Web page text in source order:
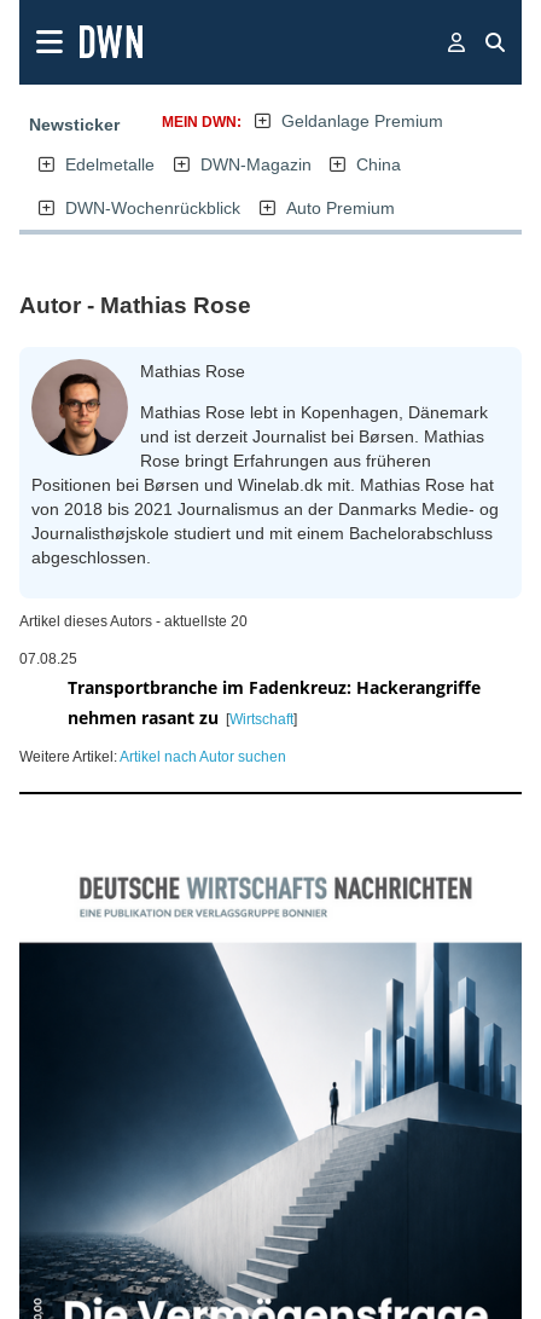
Newsticker MEIN DWN: Geldanlage Premium
Edelmetalle DWN-Magazin China
DWN-Wochenrückblick Auto Premium
Autor - Mathias Rose
Mathias Rose
Mathias Rose lebt in Kopenhagen, Dänemark
und ist derzeit Journalist bei Børsen. Mathias
Rose bringt Erfahrungen aus früheren
Positionen bei Børsen und Winelab.dk mit. Mathias Rose hat
von 2018 bis 2021 Journalismus an der Danmarks Medie- og
Journalisthøjskole studiert und mit einem Bachelorabschluss
abgeschlossen.
Artikel dieses Autors - aktuellste 20
07.08.25
Transportbranche im Fadenkreuz: Hackerangriffe
nehmen rasant zu [Wirtschaft]
Weitere Artikel:Artikel nach Autor suchen